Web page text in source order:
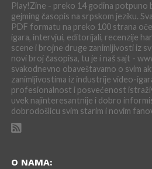
Play!Zine - preko 14 godina potpuno
gejming časopis na srpskom jeziku.
PDF formatu na preko 100 strana
igara, intervjui, editorijali, recenzije
scene i brojne druge zanimljivosti iz
novi broj časopisa, tu je i naš sajt -
svakodnevno obaveštavamo o svim
zanimljivostima iz industrije video-
profesionalnost i posvećenost
uvek najinteresantnije i dobro
dobrodošlicu svim starim i novim
O NAMA: